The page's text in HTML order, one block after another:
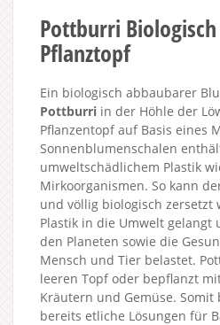
Pottburri
Pflanztopf
Ein biologisch abbaubarer
Pottburri in der Höhle der
Pflanzentopf auf Basis eines
Sonnenblumenschalen
umweltschädlichem Plastik
Mirkoorganismen. So kann
und völlig biologisch zersetzt
Plastik in die Umwelt gelangt
den Planeten sowie die
Mensch und Tier belastet.
leeren Topf oder bepflanzt
Kräutern und Gemüse. Somit
bereits etliche Lösungen für